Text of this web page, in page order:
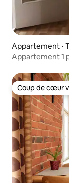
Appartement ⋅
Appartement 1
Coup de cœur
Coup de cœur